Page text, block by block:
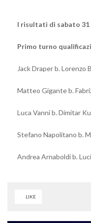
I risultati di sabato
Primo turno
Jack Draper b. Lorenzo
Matteo Gigante b.
Luca Vanni b. Dimitar
Stefano Napolitano b.
Andrea Arnaboldi b.
LIKE